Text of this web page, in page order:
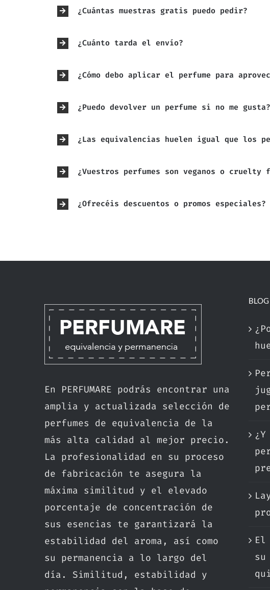
¿Cuántas muestras gratis puedo pedir?
¿Cuánto tarda el envío?
¿Cómo debo aplicar el perfume para
¿Puedo devolver un perfume si no me gusta?
¿Las equivalencias huelen igual que los
¿Vuestros perfumes son veganos o cruelty
¿Ofrecéis descuentos o promos especiales?
En PERFUMARE podrás encontrar una
amplia y actualizada selección de
perfumes de equivalencia de la
más alta calidad al mejor precio.
La profesionalidad en su proceso
de fabricación te asegura la
máxima similitud y el elevado
porcentaje de concentración de
sus esencias te garantizará la
estabilidad del aroma, así como
su permanencia a lo largo del
día. Similitud, estabilidad y
BLOG
El